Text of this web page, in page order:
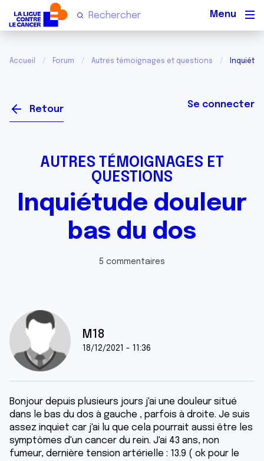
Accueil Forum Autres témoignages et questions
Retour Se connecter
AUTRES TÉMOIGNAGES ET
QUESTIONS
Inquiétude douleur
bas du dos
5 commentaires
M18
18/12/2021 - 11:36
Bonjour depuis plusieurs jours j'ai une douleur situé
dans le bas du dos à gauche , parfois à droite. Je suis
assez inquiet car j'ai lu que cela pourrait aussi être les
symptômes d'un cancer du rein. J'ai 43 ans, non
fumeur, dernière tension artérielle : 13.9 ( ok pour le